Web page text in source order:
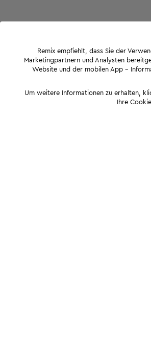
Remix empfiehlt, dass Sie der
Marketingpartnern und Analysten
Website und der mobilen App -
Um weitere Informationen zu erhalten,
Ihre